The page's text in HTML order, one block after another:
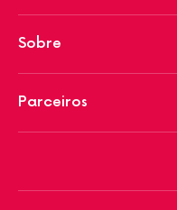
Sobre
Parceiros